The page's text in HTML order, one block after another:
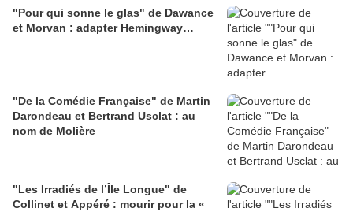
"Pour qui sonne le glas" de Dawance
et Morvan : adapter Hemingway…
"De la Comédie Française" de Martin
Darondeau et Bertrand Usclat : au
nom de Molière
"Les Irradiés de l’Île Longue" de
Collinet et Appéré : mourir pour la «